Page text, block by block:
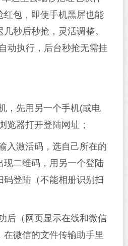
红包，即使手机黑屏也能
秒后秒抢，灵活调整。
动执行，后台秒抢无需挂
，先用另一个手机(或电
览器打开登陆网址；
入激活码，选自己所在的
现二维码，用另一个登陆
码登陆（不能相册识别扫
后（网页显示在线和微信
在微信的文件传输助手里